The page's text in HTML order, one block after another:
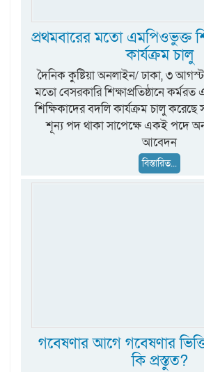
প্রথমবারের মতো এমপিওভুক্ত
কার্যক্রম চালু
দৈনিক কুষ্টিয়া অনলাইন/ ঢাকা, ৩
মতো বেসরকারি শিক্ষাপ্রতিষ্ঠানে
শিক্ষিকাদের বদলি কার্যক্রম চালু
শূন্য পদ থাকা সাপেক্ষে একই পদে
আবেদন
বিস্তারিত...
গবেষণার আগে গবেষণার
কি প্রস্তুত?